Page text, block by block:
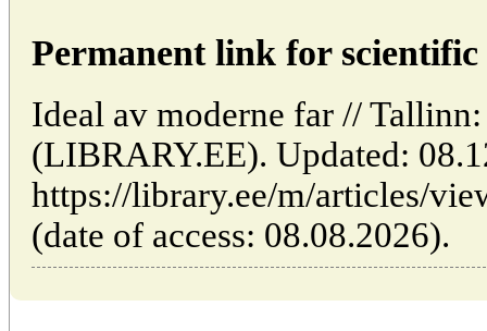
Permanent link for
Ideal av moderne far //
(LIBRARY.EE). Updated:
https://library.ee/m/articles/
(date of access: 08.08.2026).